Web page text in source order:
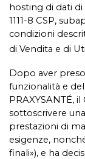
hosting di dati di
1111-8 CSP,
condizioni
di Vendita e di
Dopo aver
funzionalità e
PRAXYSANTÉ,
sottoscrivere
prestazioni di
esigenze,
finali»), e ha